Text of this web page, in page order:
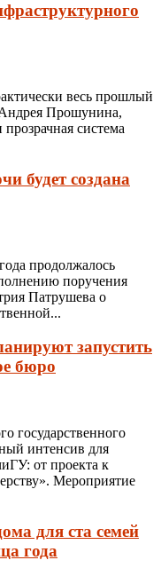
весь прошлый
Прошунина,
система
будет создана
продолжалось
поручения
Патрушева о
запустить
бюро
государственного
интенсив для
от проекта к
Мероприятие
для ста семей
года